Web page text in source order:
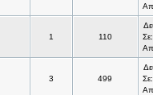
1 110
Σε:
3 499
Σε: